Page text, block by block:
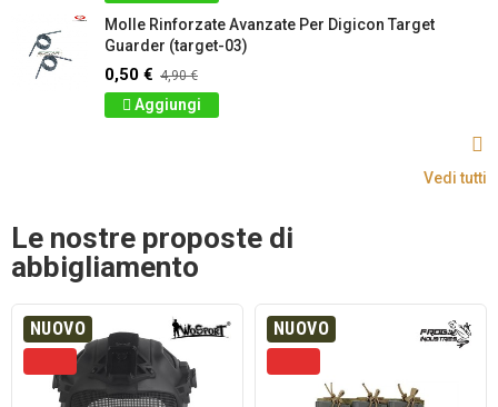
Molle Rinforzate Avanzate Per Digicon Target
Guarder (target-03)
0,50 € 4,90 €
Aggiungi
Vedi tutti
Le nostre proposte di
abbigliamento
NUOVO NUOVO